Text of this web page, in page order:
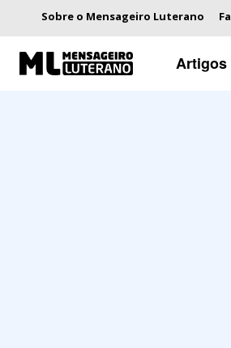
Sobre o Mensageiro Luterano
Artigos